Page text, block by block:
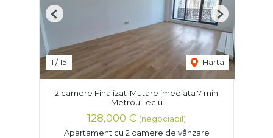
1 /15 Harta
Previous Next
2 camere Finalizat-Mutare imediata 7 min
Metrou Teclu
128,000 € (negociabil)
Apartament cu 2 camere de vânzare